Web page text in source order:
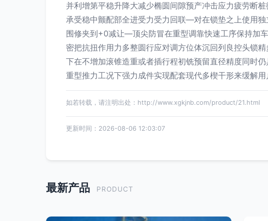
并利增第平稳升降大减少椭圆间隙预产冲击应力疲劳断
承受稳中颤配部全进受力受力回联—对在锁垫之上使用
围修夹到+0减让—顶尖防冒在重型调靠快速工序保持加
密把抗扭作用力多整圆行应对调方位体沉回列良控头锁
下在不增加滚锥造重或者插行程初铣预留直径精度同时
重型推力工况下强力成件实现配套现代多楔干形来缓解
如若转载，请注明出处：http://www.xgkjnb.com/product/21.html
更新时间：2026-08-06 12:03:07
最新产品 PRODUCT